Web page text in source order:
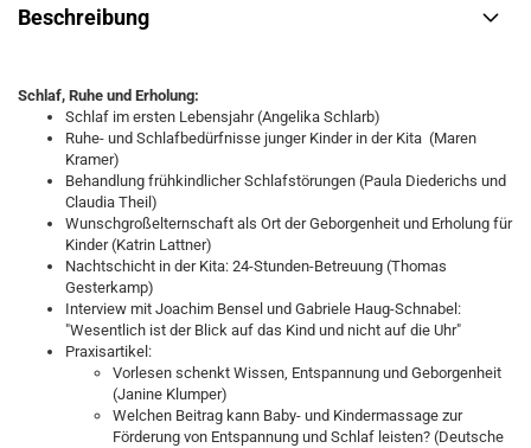
Beschreibung
Schlaf, Ruhe und Erholung:
Schlaf im ersten Lebensjahr (Angelika Schlarb)
Ruhe- und Schlafbedürfnisse junger Kinder in der Kita (Maren
Kramer)
Behandlung frühkindlicher Schlafstörungen (Paula Diederichs und
Claudia Theil)
Wunschgroßelternschaft als Ort der Geborgenheit und Erholung für
Kinder (Katrin Lattner)
Nachtschicht in der Kita: 24-Stunden-Betreuung (Thomas
Gesterkamp)
Interview mit Joachim Bensel und Gabriele Haug-Schnabel:
"Wesentlich ist der Blick auf das Kind und nicht auf die Uhr"
Praxisartikel:
Vorlesen schenkt Wissen, Entspannung und Geborgenheit
(Janine Klumper)
Welchen Beitrag kann Baby- und Kindermassage zur
Förderung von Entspannung und Schlaf leisten? (Deutsche